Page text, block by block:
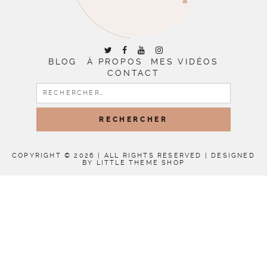
BLOG À PROPOS
MES VIDÉOS
CONTACT
RECHERCHER :
COPYRIGHT © 2026 | ALL RIGHTS RESERVED | DESIGNED
BY LITTLE THEME SHOP